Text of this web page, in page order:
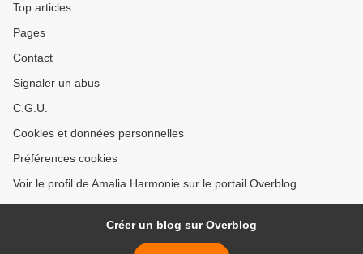
Top articles
Pages
Contact
Signaler un abus
C.G.U.
Cookies et données personnelles
Préférences cookies
Voir le profil de Amalia Harmonie sur le portail Overblog
Créer un blog sur Overblog